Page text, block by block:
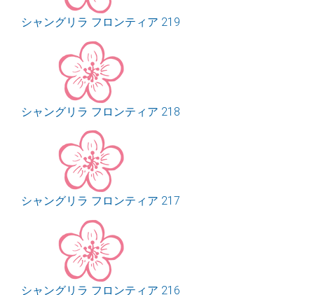
シャングリラ フロンティア 219
シャングリラ フロンティア 218
シャングリラ フロンティア 217
シャングリラ フロンティア 216